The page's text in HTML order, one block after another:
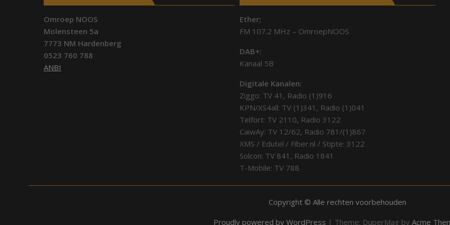
Omroep NOOS
Molensteen 5a
7773 NM Hardenberg
0523 760 788
ANBI
Ether;
FM 107.2 MHz – OmroepNOOS
DAB+:
Kanaal 5B
Digitale Kanalen:
Ziggo: TV 41, Radio (1)916
KPN/XS4all: TV (1)341, Radio (1)041
Telfort: TV 2110, Radio 3122
CaiwAy: TV 12/62, Radio 781/(1)867
XMS / Edutel / Fiber.nl / Stipte: 3122
Solcon: TV 841, Radio 1841
T-Mobile: TV 788
Copyright © Alle rechten voorbehouden
Proudly powered by WordPress | Theme: DuperMag by Acme